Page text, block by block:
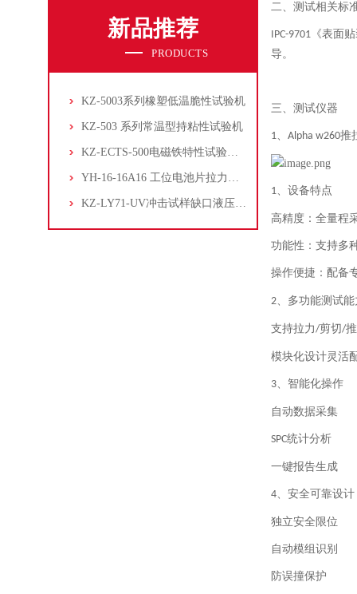
新品推荐
PRODUCTS
KZ-5003系列橡塑低温脆性试验机
KZ-503 系列常温型持粘性试验机
KZ-ECTS-500电磁铁特性试验系统
YH-16-16A16 工位电池片拉力试验机
KZ-LY71-UV冲击试样缺口液压拉床
二、测试相关标
IPC-9701《表面
导。
三、测试仪器
1、Alpha w260推
1、设备特点
高精度：全量程
功能性：支持多
操作便捷：配备
2、多功能测试能
支持拉力/剪切/
模块化设计灵活
3、智能化操作
自动数据采集
SPC统计分析
一键报告生成
4、安全可靠设计
独立安全限位
自动模组识别
防误撞保护